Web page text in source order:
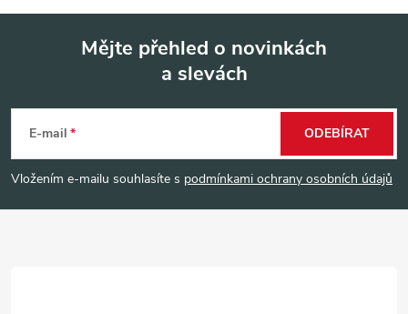
p
a
Mějte přehled o novinkách
a slevách
E-mail
Vložením e-mailu souhlasíte s podmínkami ochrany osobních údajů
ODEBÍRAT